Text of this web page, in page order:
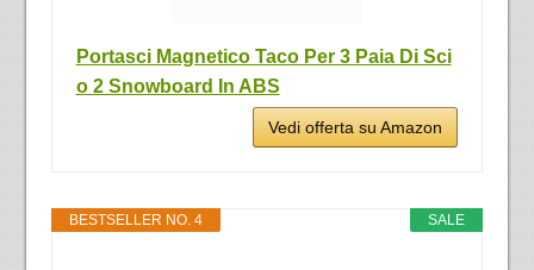
Portasci Magnetico Taco Per 3 Paia Di Sci
o 2 Snowboard In ABS
Vedi offerta su Amazon
SALE
BESTSELLER NO. 4